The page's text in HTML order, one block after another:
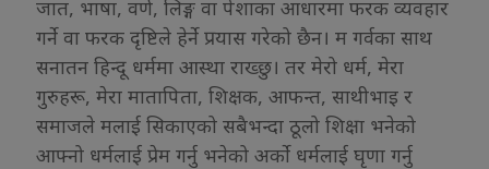
जात, भाषा, वर्ण, लिङ्ग वा पेशाका आधारमा फरक व्यवहार
गर्ने वा फरक दृष्टिले हेर्ने प्रयास गरेको छैन। म गर्वका साथ
सनातन हिन्दू धर्ममा आस्था राख्छु। तर मेरो धर्म, मेरा
गुरुहरू, मेरा मातापिता, शिक्षक, आफन्त, साथीभाइ र
समाजले मलाई सिकाएको सबैभन्दा ठूलो शिक्षा भनेको
आफ्नो धर्मलाई प्रेम गर्नु भनेको अर्को धर्मलाई घृणा गर्नु